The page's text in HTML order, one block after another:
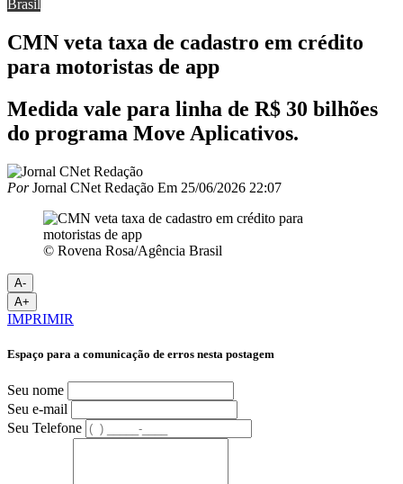
Brasil
CMN veta taxa de cadastro em crédito
para motoristas de app
Medida vale para linha de R$ 30 bilhões
do programa Move Aplicativos.
PorJornal CNet Redação Em 25/06/2026 22:07
© Rovena Rosa/Agência Brasil
A-
A+
IMPRIMIR
Espaço para a comunicação de erros nesta postagem
Seu nome
Seu e-mail
Seu Telefone